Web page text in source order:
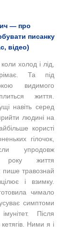
— про
писанку
відео)
холод і лід,
Та під
видимого
життя.
навіть серед
людині на
користі
гілочок,
упродовж
року життя
пише травознай
і взимку.
чимало
симптоми
Після
Ними я і